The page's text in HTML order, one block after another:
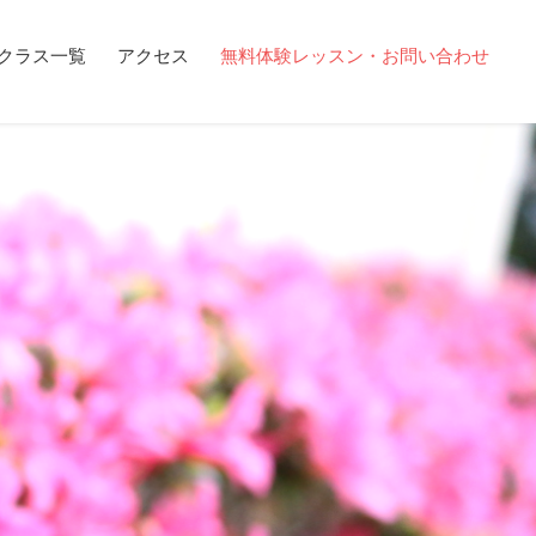
ラス一覧 アクセス 無料体験レッスン・お問い合わせ